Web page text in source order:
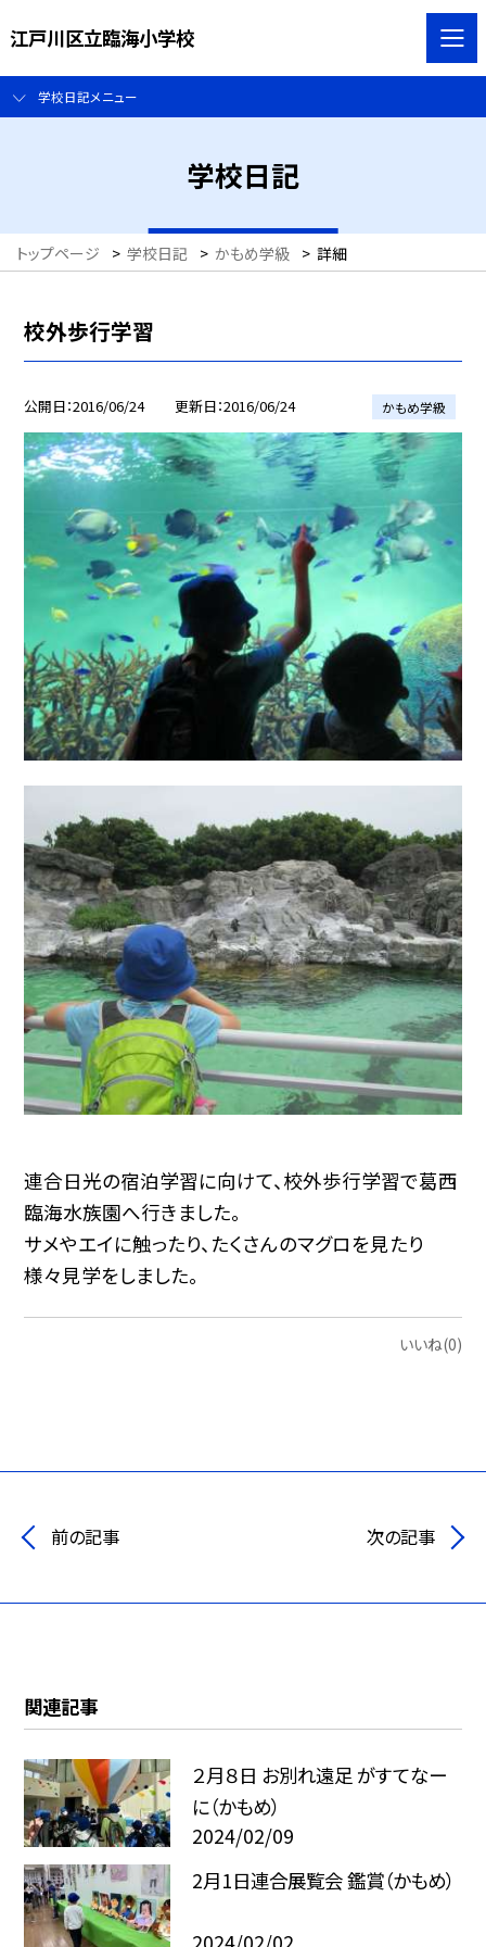
江戸川区立臨海小学校
学校日記メニュー
学校日記
トップページ > 学校日記 > かもめ学級 > 詳細
校外歩行学習
公開日 2016/06/24 更新日 2016/06/24 かもめ学級
連合日光の宿泊学習に向けて、校外歩行学習で葛西
臨海水族園へ行きました。
サメやエイに触ったり、たくさんのマグロを見たり
様々見学をしました。
いいね(0)
前の記事 次の記事
関連記事
２月８日 お別れ遠足 がすてなー
に（かもめ）
2024/02/09
2月1日連合展覧会 鑑賞（かもめ）